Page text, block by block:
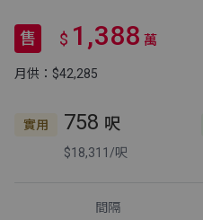
售 $ 1,388 萬
月供：$42,285
實用 758 呎
$18,311/呎
間隔